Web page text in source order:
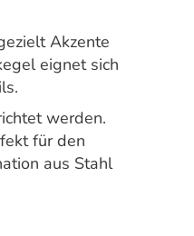
Akzente
eignet sich
werden.
für den
aus Stahl